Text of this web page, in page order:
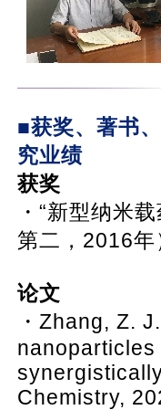
■获奖、著书
究业绩
获奖
・“新型纳米
第二，2016年
论文
・Zhang, Z.
Chemistry,